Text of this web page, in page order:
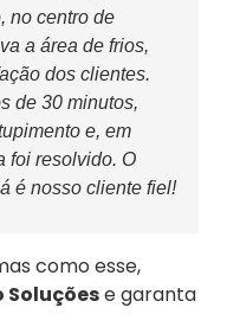
no centro de
a área de frios,
dos clientes.
de 30 minutos,
e, em
foi resolvido. O
é nosso cliente fiel!
como esse,
Soluçõese garanta